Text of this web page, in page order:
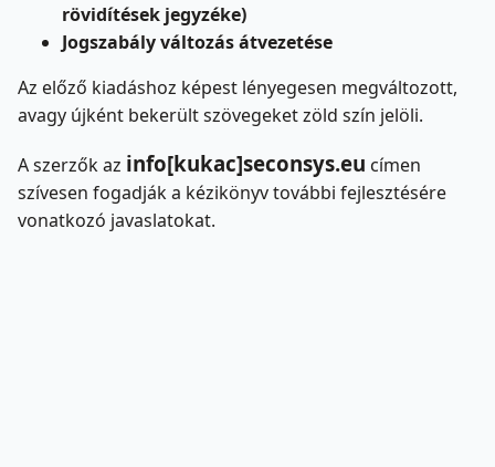
rövidítések jegyzéke)
Jogszabály változás átvezetése
Az előző kiadáshoz képest lényegesen megváltozott,
avagy újként bekerült szövegeket zöld szín jelöli.
A szerzők az info[kukac]seconsys.eu címen
szívesen fogadják a kézikönyv további fejlesztésére
vonatkozó javaslatokat.